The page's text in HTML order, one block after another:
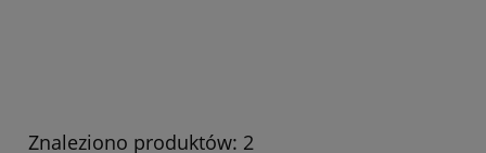
Znaleziono produktów: 2